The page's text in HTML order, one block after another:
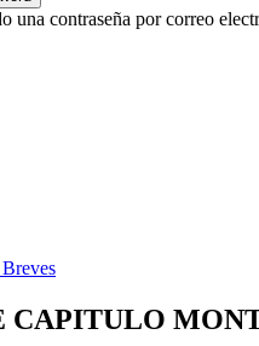
una contraseña por correo
CAPITULO